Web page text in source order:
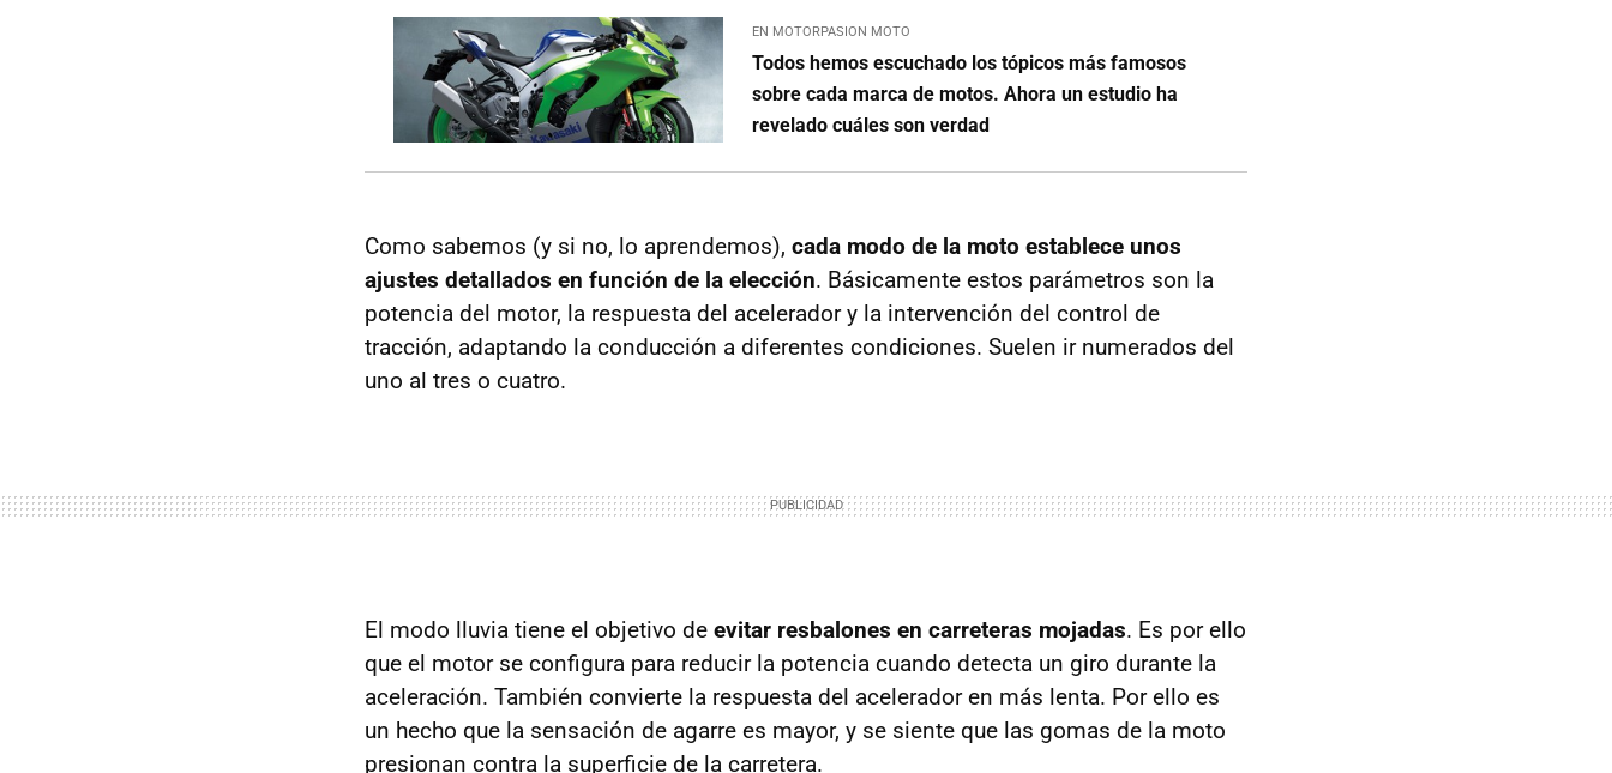
EN MOTORPASION MOTO
Todos hemos escuchado los tópicos más famosos
sobre cada marca de motos. Ahora un estudio ha
revelado cuáles son verdad
Como sabemos (y si no, lo aprendemos), cada modo de la moto establece unos
ajustes detallados en función de la elección. Básicamente estos parámetros son la
potencia del motor, la respuesta del acelerador y la intervención del control de
tracción, adaptando la conducción a diferentes condiciones. Suelen ir numerados del
uno al tres o cuatro.
El modo lluvia tiene el objetivo de evitar resbalones en carreteras mojadas. Es por ello
que el motor se configura para reducir la potencia cuando detecta un giro durante la
aceleración. También convierte la respuesta del acelerador en más lenta. Por ello es
un hecho que la sensación de agarre es mayor, y se siente que las gomas de la moto
presionan contra la superficie de la carretera.